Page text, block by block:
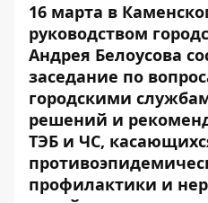
16 марта в
руководством
Андрея Белоусова
заседание по
городскими
решений и
ТЭБ и ЧС,
профилактики и